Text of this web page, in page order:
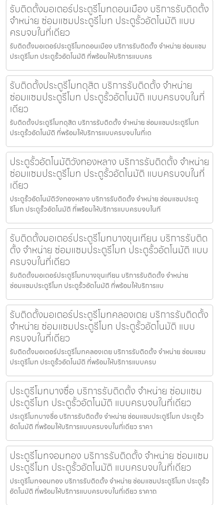
รับติดตั้งมอเตอร์ประตูรีโมทดอนเมือง บริการรับติดตั้ง
จำหน่าย ซ่อมแซมประตูรีโมท ประตูรั้วอัตโนมัติ แบบ
ครบจบในที่เดียว
รับติดตั้งมอเตอร์ประตูรีโมทดอนเมือง บริการรับติดตั้ง จำหน่าย ซ่อมแซม
ประตูรีโมท ประตูรั้วอัตโนมัติ ที่พร้อมให้บริการแบบคร
รับติดตั้งประตูรีโมทดุสิต บริการรับติดตั้ง จำหน่าย
ซ่อมแซมประตูรีโมท ประตูรั้วอัตโนมัติ แบบครบจบในที่
เดียว
รับติดตั้งประตูรีโมทดุสิต บริการรับติดตั้ง จำหน่าย ซ่อมแซมประตูรีโมท
ประตูรั้วอัตโนมัติ ที่พร้อมให้บริการแบบครบจบในที่เด
ประตูรั้วอัตโนมัติวังทองหลาง บริการรับติดตั้ง จำหน่าย
ซ่อมแซมประตูรีโมท ประตูรั้วอัตโนมัติ แบบครบจบในที่
เดียว
ประตูรั้วอัตโนมัติวังทองหลาง บริการรับติดตั้ง จำหน่าย ซ่อมแซมประตู
รีโมท ประตูรั้วอัตโนมัติ ที่พร้อมให้บริการแบบครบจบในที
รับติดตั้งมอเตอร์ประตูรีโมทบางขุนเทียน บริการรับติด
ตั้ง จำหน่าย ซ่อมแซมประตูรีโมท ประตูรั้วอัตโนมัติ แบบ
ครบจบในที่เดียว
รับติดตั้งมอเตอร์ประตูรีโมทบางขุนเทียน บริการรับติดตั้ง จำหน่าย
ซ่อมแซมประตูรีโมท ประตูรั้วอัตโนมัติ ที่พร้อมให้บริการแบ
รับติดตั้งมอเตอร์ประตูรีโมทคลองเตย บริการรับติดตั้ง
จำหน่าย ซ่อมแซมประตูรีโมท ประตูรั้วอัตโนมัติ แบบ
ครบจบในที่เดียว
รับติดตั้งมอเตอร์ประตูรีโมทคลองเตย บริการรับติดตั้ง จำหน่าย ซ่อมแซม
ประตูรีโมท ประตูรั้วอัตโนมัติ ที่พร้อมให้บริการแบบครบ
ประตูรีโมทบางซื่อ บริการรับติดตั้ง จำหน่าย ซ่อมแซม
ประตูรีโมท ประตูรั้วอัตโนมัติ แบบครบจบในที่เดียว
ประตูรีโมทบางซื่อ บริการรับติดตั้ง จำหน่าย ซ่อมแซมประตูรีโมท ประตูรั้ว
อัตโนมัติ ที่พร้อมให้บริการแบบครบจบในที่เดียว ราคา
ประตูรีโมทจอมทอง บริการรับติดตั้ง จำหน่าย ซ่อมแซม
ประตูรีโมท ประตูรั้วอัตโนมัติ แบบครบจบในที่เดียว
ประตูรีโมทจอมทอง บริการรับติดตั้ง จำหน่าย ซ่อมแซมประตูรีโมท ประตูรั้ว
อัตโนมัติ ที่พร้อมให้บริการแบบครบจบในที่เดียว ราคาถ